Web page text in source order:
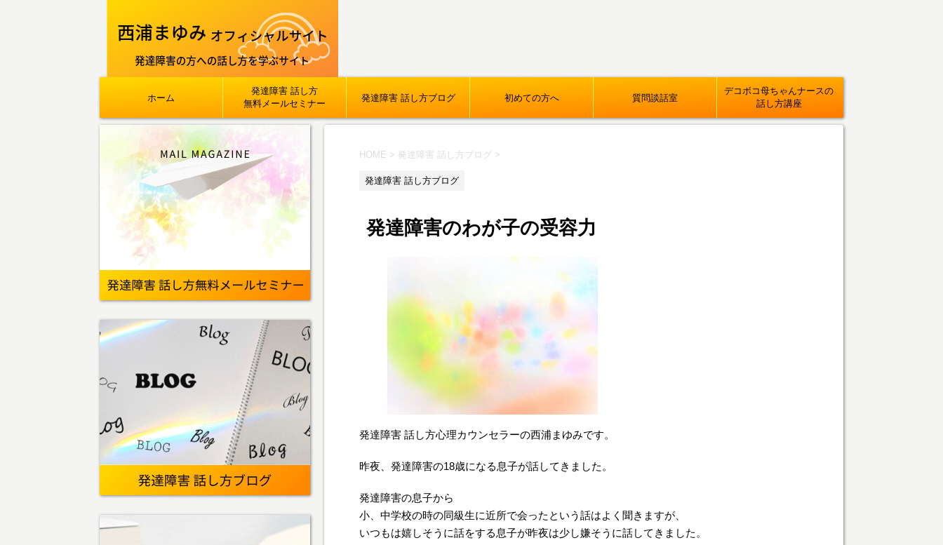
ホーム
発達障害 話し方
無料メールセミナー
発達障害 話し方ブログ 初めての方へ 質問談話室
デコボコ母ちゃんナースの
話し方講座
HOME > 発達障害 話し方ブログ >
発達障害 話し方ブログ
発達障害のわが子の受容力
発達障害 話し方心理カウンセラーの西浦まゆみです。
昨夜、発達障害の18歳になる息子が話してきました。
発達障害の息子から
小、中学校の時の同級生に近所で会ったという話はよく聞きますが、
いつもは嬉しそうに話をする息子が昨夜は少し嫌そうに話してきました。